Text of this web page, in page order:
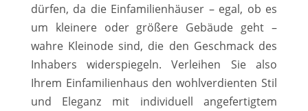
dürfen, da die Einfamilienhäuser – egal, ob es
um kleinere oder größere Gebäude geht –
wahre Kleinode sind, die den Geschmack des
Inhabers widerspiegeln. Verleihen Sie also
Ihrem Einfamilienhaus den wohlverdienten Stil
und Eleganz mit individuell angefertigtem